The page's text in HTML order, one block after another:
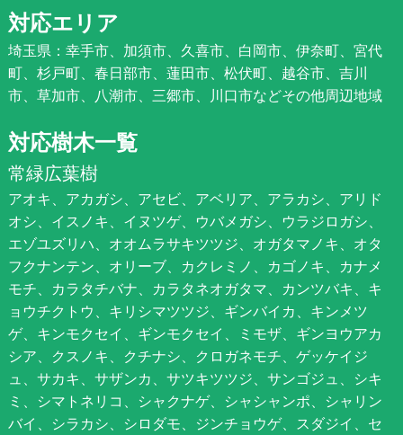
対応エリア
埼玉県：幸手市、加須市、久喜市、白岡市、伊奈町、宮代
町、杉戸町、春日部市、蓮田市、松伏町、越谷市、吉川
市、草加市、八潮市、三郷市、川口市などその他周辺地域
対応樹木一覧
常緑広葉樹
アオキ、アカガシ、アセビ、アベリア、アラカシ、アリド
オシ、イスノキ、イヌツゲ、ウバメガシ、ウラジロガシ、
エゾユズリハ、オオムラサキツツジ、オガタマノキ、オタ
フクナンテン、オリーブ、カクレミノ、カゴノキ、カナメ
モチ、カラタチバナ、カラタネオガタマ、カンツバキ、キ
ョウチクトウ、キリシマツツジ、ギンバイカ、キンメツ
ゲ、キンモクセイ、ギンモクセイ、ミモザ、ギンヨウアカ
シア、クスノキ、クチナシ、クロガネモチ、ゲッケイジ
ュ、サカキ、サザンカ、サツキツツジ、サンゴジュ、シキ
ミ、シマトネリコ、シャクナゲ、シャシャンポ、シャリン
バイ、シラカシ、シロダモ、ジンチョウゲ、スダジイ、セ